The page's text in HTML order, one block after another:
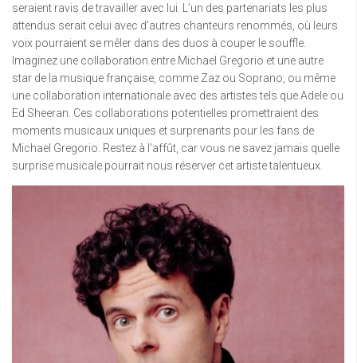
seraient ravis de travailler avec lui. L’un des partenariats les plus
attendus serait celui avec d’autres chanteurs renommés, où leurs
voix pourraient se mêler dans des duos à couper le souffle.
Imaginez une collaboration entre Michael Gregorio et une autre
star de la musique française, comme Zaz ou Soprano, ou même
une collaboration internationale avec des artistes tels que Adele ou
Ed Sheeran. Ces collaborations potentielles promettraient des
moments musicaux uniques et surprenants pour les fans de
Michael Gregorio. Restez à l’affût, car vous ne savez jamais quelle
surprise musicale pourrait nous réserver cet artiste talentueux.